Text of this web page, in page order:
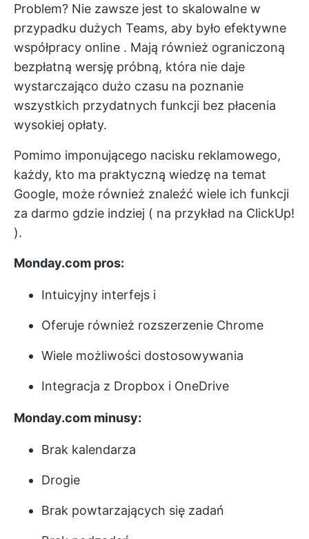
Problem? Nie zawsze jest to skalowalne w
przypadku dużych Teams, aby było efektywne
współpracy online . Mają również ograniczoną
bezpłatną wersję próbną, która nie daje
wystarczająco dużo czasu na poznanie
wszystkich przydatnych funkcji bez płacenia
wysokiej opłaty.
Pomimo imponującego nacisku reklamowego,
każdy, kto ma praktyczną wiedzę na temat
Google, może również znaleźć wiele ich funkcji
za darmo gdzie indziej ( na przykład na ClickUp!
).
Monday.com pros:
Intuicyjny interfejs i
Oferuje również rozszerzenie Chrome
Wiele możliwości dostosowywania
Integracja z Dropbox i OneDrive
Monday.com minusy:
Brak kalendarza
Drogie
Brak powtarzających się zadań